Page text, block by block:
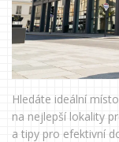
Hledáte ideální
na nejlepší lokality
a tipy pro efektivní